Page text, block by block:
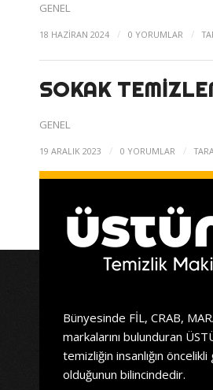
GENEL
18 HAZIRAN 2024 / 0 YORUMLAR /
SOKAK
GENEL
19 ARALIK 2023 / 0 YORUMLAR /
Bünyesinde FİL, CRAB,
markalarını bulunduran
temizliğin insanlığın
olduğunun bilincindedir.